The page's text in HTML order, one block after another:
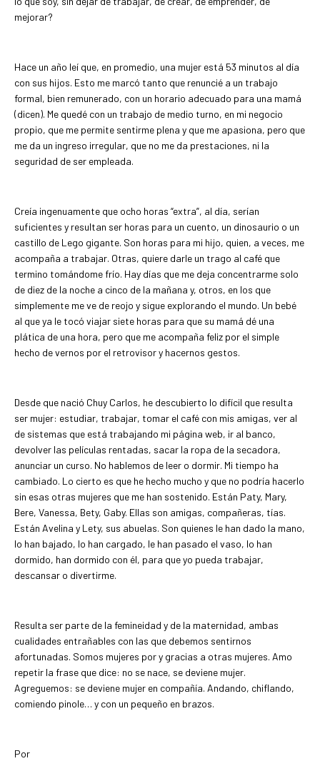
mejorar?
Hace un año leí que, en promedio, una mujer está 53 minutos al día
con sus hijos. Esto me marcó tanto que renuncié a un trabajo
formal, bien remunerado, con un horario adecuado para una mamá
(dicen). Me quedé con un trabajo de medio turno, en mi negocio
propio, que me permite sentirme plena y que me apasiona, pero que
me da un ingreso irregular, que no me da prestaciones, ni la
seguridad de ser empleada.
Creía ingenuamente que ocho horas “extra”, al día, serían
suficientes y resultan ser horas para un cuento, un dinosaurio o un
castillo de Lego gigante. Son horas para mi hijo, quien, a veces, me
acompaña a trabajar. Otras, quiere darle un trago al café que
termino tomándome frío. Hay días que me deja concentrarme solo
de diez de la noche a cinco de la mañana y, otros, en los que
simplemente me ve de reojo y sigue explorando el mundo. Un bebé
al que ya le tocó viajar siete horas para que su mamá dé una
plática de una hora, pero que me acompaña feliz por el simple
hecho de vernos por el retrovisor y hacernos gestos.
Desde que nació Chuy Carlos, he descubierto lo difícil que resulta
ser mujer: estudiar, trabajar, tomar el café con mis amigas, ver al
de sistemas que está trabajando mi página web, ir al banco,
devolver las películas rentadas, sacar la ropa de la secadora,
anunciar un curso. No hablemos de leer o dormir. Mi tiempo ha
cambiado. Lo cierto es que he hecho mucho y que no podría hacerlo
sin esas otras mujeres que me han sostenido. Están Paty, Mary,
Bere, Vanessa, Bety, Gaby. Ellas son amigas, compañeras, tías.
Están Avelina y Lety, sus abuelas. Son quienes le han dado la mano,
lo han bajado, lo han cargado, le han pasado el vaso, lo han
dormido, han dormido con él, para que yo pueda trabajar,
descansar o divertirme.
Resulta ser parte de la femineidad y de la maternidad, ambas
cualidades entrañables con las que debemos sentirnos
afortunadas. Somos mujeres por y gracias a otras mujeres. Amo
repetir la frase que dice: no se nace, se deviene mujer.
Agreguemos: se deviene mujer en compañía. Andando, chiflando,
comiendo pinole… y con un pequeño en brazos.
Por